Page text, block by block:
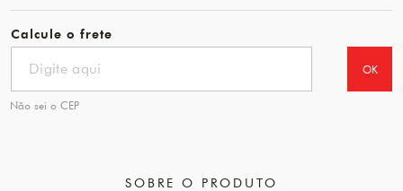
Calcule o frete
OK
Não sei o CEP
SOBRE O PRODUTO